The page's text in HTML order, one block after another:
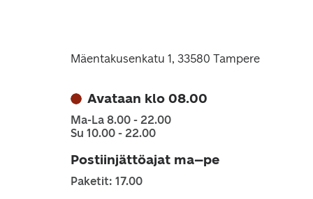
Mäentakusenkatu 1, 33580 Tampere
Avataan klo 08.00
Ma-La 8.00 - 22.00
Su 10.00 - 22.00
Postiinjättöajat ma–pe
Paketit: 17.00